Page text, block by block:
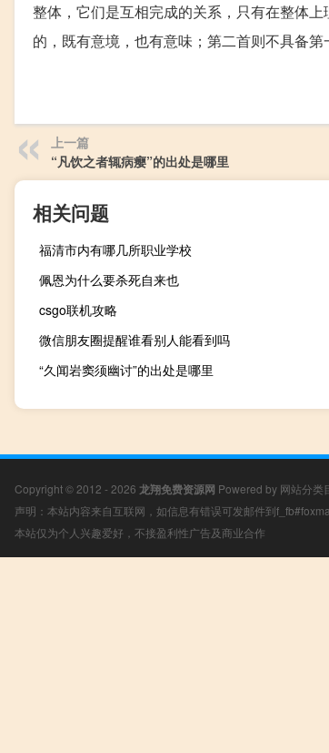
整体，它们是互相完成的关系，只有在整体
的，既有意境，也有意味；第二首则不具备
上一篇
“凡饮之者辄病瘿”的出处是哪里
相关问题
福清市内有哪几所职业学校
佩恩为什么要杀死自来也
csgo联机攻略
微信朋友圈提醒谁看别人能看到吗
“久闻岩窦须幽讨”的出处是哪里
Copyright © 2012 - 2026 龙翔免费资源网 Powered by 网站分类
声明：本站内容来自互联网，如信息有错误可发邮件到
本站仅为个人兴趣爱好，不接盈利性广告及商业合作